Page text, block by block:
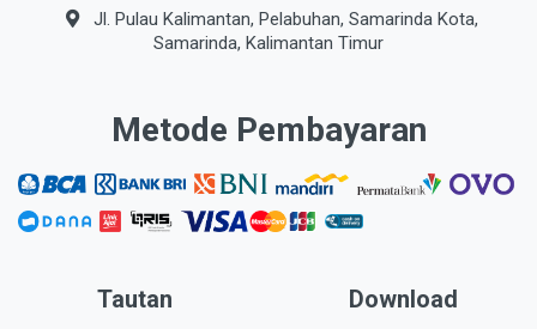
Jl. Pulau Kalimantan, Pelabuhan, Samarinda Kota,
Samarinda, Kalimantan Timur
Metode Pembayaran
Tautan Download